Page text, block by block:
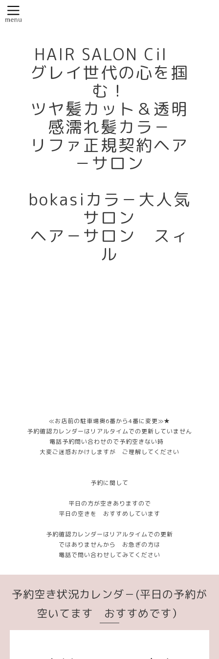
HAIR SALON Cil
グレイ世代の心を掴
む！
ツヤ髪カット＆透明
感濡れ髪カラ－
リファ正規契約ヘア
－サロン
bokasiカラ－大人気
サロン
ヘア－サロン スィ
ル
≪お店前の駐車場奥6番から4番に変更≫★
予約確認カレンダーはリアルタイムでの更新していません
電話予約問い合わせので予約空きない時
大変ご迷惑おかけしますが ご理解してください
予約に関して
平日の方が空きありますので
平日の空きを おすすめしています
予約確認カレンダーはリアルタイムでの更新
ではありませんから お急ぎの方は
電話で問い合わせしてみてください
予約空き状況カレンダ－(平日の予約が
空いてます おすすめです）